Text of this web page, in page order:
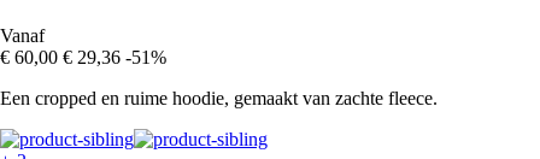
Vanaf
€ 60,00 € 29,36 -51%
Een cropped en ruime hoodie, gemaakt van zachte fleece.